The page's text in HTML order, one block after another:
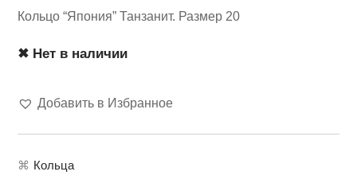
Кольцо “Япония” Танзанит. Размер 20
✖ Нет в наличии
Добавить в Избранное
⌘ Кольца